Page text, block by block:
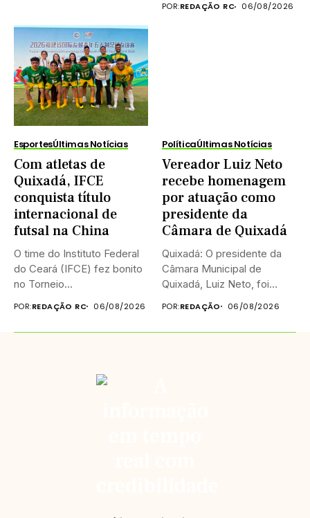
POR:REDAÇÃO RC 06/08/2026
EsportesÚltimas Notícias
Com atletas de
Quixadá, IFCE
conquista título
internacional de
futsal na China
O time do Instituto Federal
do Ceará (IFCE) fez bonito
no Torneio...
POR:REDAÇÃO RC 06/08/2026
PolíticaÚltimas Notícias
Vereador Luiz Neto
recebe homenagem
por atuação como
presidente da
Câmara de Quixadá
Quixadá: O presidente da
Câmara Municipal de
Quixadá, Luiz Neto, foi
homenageado na...
POR:REDAÇÃO 06/08/2026